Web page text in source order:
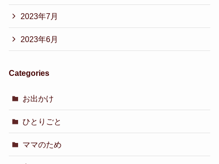
2023年7月
2023年6月
Categories
お出かけ
ひとりごと
ママのため